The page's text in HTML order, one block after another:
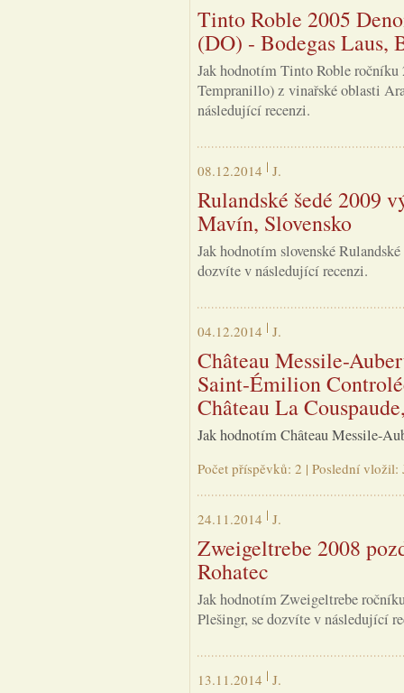
Tinto Roble 2005
(DO) - Bodegas Laus,
Jak hodnotím Tinto Roble ročníku
Tempranillo) z vinařské oblasti
následující recenzi.
08.12.2014 J.
Rulandské šedé 2009
Mavín, Slovensko
Jak hodnotím slovenské
dozvíte v následující recenzi.
04.12.2014 J.
Château Messile-
Saint-Émilion
Château La
Jak hodnotím Château Messile-
Počet příspěvků: 2 | Poslední
24.11.2014 J.
Zweigeltrebe 2008
Rohatec
Jak hodnotím Zweigeltrebe
Plešingr, se dozvíte v následující
13.11.2014 J.